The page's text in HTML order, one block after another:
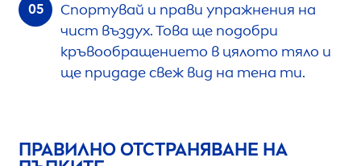
Спортувай и прави упражнения на
чист въздух. Това ще подобри
кръвообращението в цялото тяло и
ще придаде свеж вид на тена ти.
ПРАВИЛНО ОТСТРАНЯВАНЕ НА